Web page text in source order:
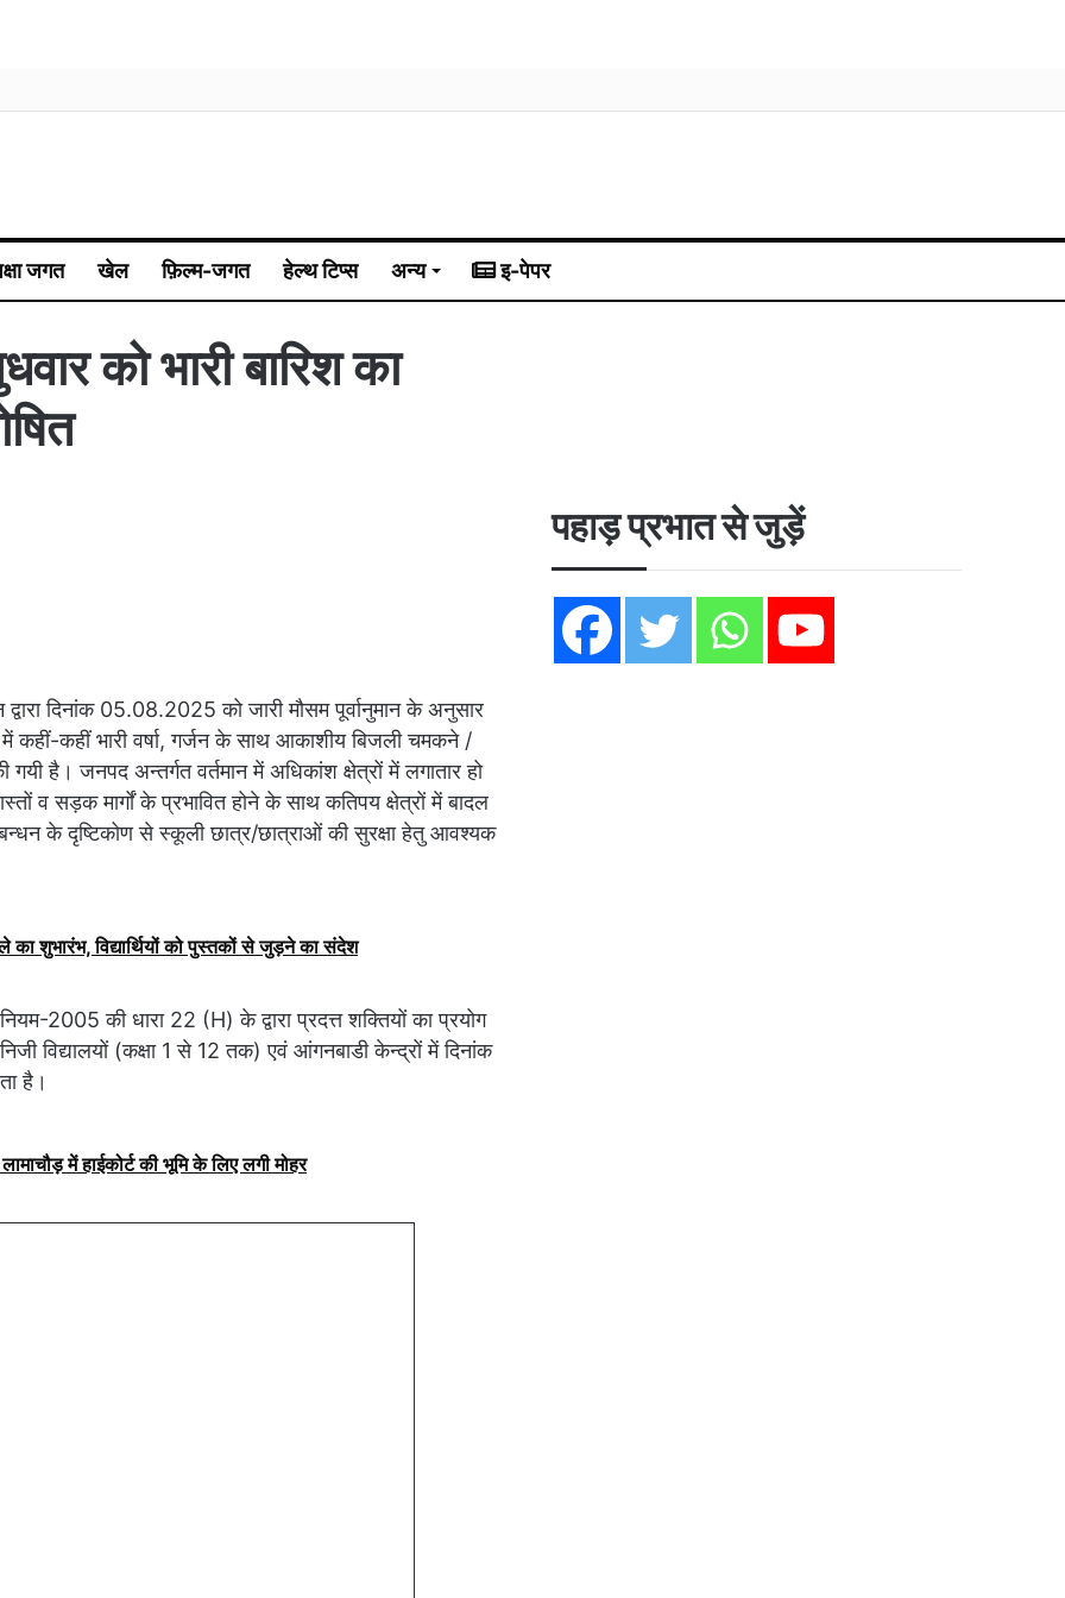
जगत खेल फ़िल्म-जगत हेल्थ टिप्स अन्य इ-पेपर
को भारी बारिश का
दिनांक 05.08.2025 को जारी मौसम पूर्वानुमान के अनुसार
कहीं भारी वर्षा, गर्जन के साथ आकाशीय बिजली चमकने /
गयी है। जनपद अन्तर्गत वर्तमान में अधिकांश क्षेत्रों में लगातार हो
व सड़क मार्गों के प्रभावित होने के साथ कतिपय क्षेत्रों में बादल
के दृष्टिकोण से स्कूली छात्र/छात्राओं की सुरक्षा हेतु आवश्यक
का शुभारंभ, विद्यार्थियों को पुस्तकों से जुड़ने का संदेश
2005 की धारा 22 (H) के द्वारा प्रदत्त शक्तियों का प्रयोग
विद्यालयों (कक्षा 1 से 12 तक) एवं आंगनबाडी केन्द्रों में दिनांक
है।
में हाईकोर्ट की भूमि के लिए लगी मोहर
पहाड़ प्रभात से जुड़ें